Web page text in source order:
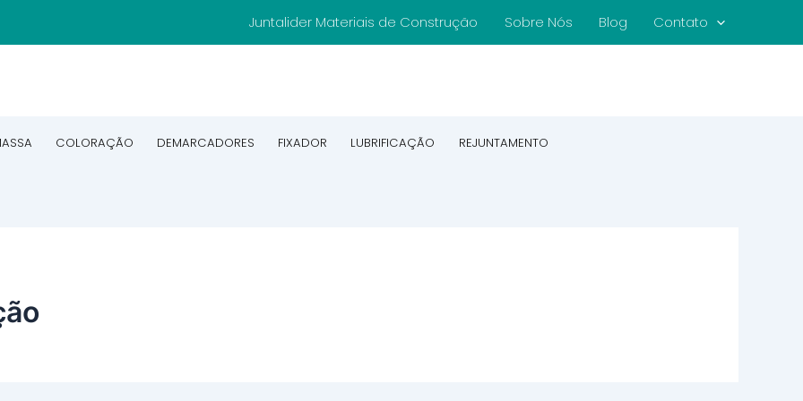
Juntalider Materiais de Construção Sobre Nós Blog Contato
COLORAÇÃO DEMARCADORES FIXADOR LUBRIFICAÇÃO REJUNTAMENTO